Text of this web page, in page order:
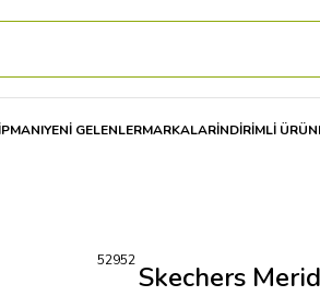
YENİ GELENLERMARKALARİNDİRİMLİ
Ayakkabısı 52952 Skechers